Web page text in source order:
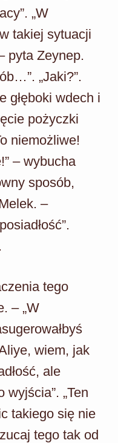
„W
takiej sytuacji
pyta Zeynep.
„Jaki?”.
głęboki wdech i
pożyczki
niemożliwe!
– wybucha
sposób,
–
tego
– „W
wiem, jak
ale
„Ten
takiego się nie
tego tak od